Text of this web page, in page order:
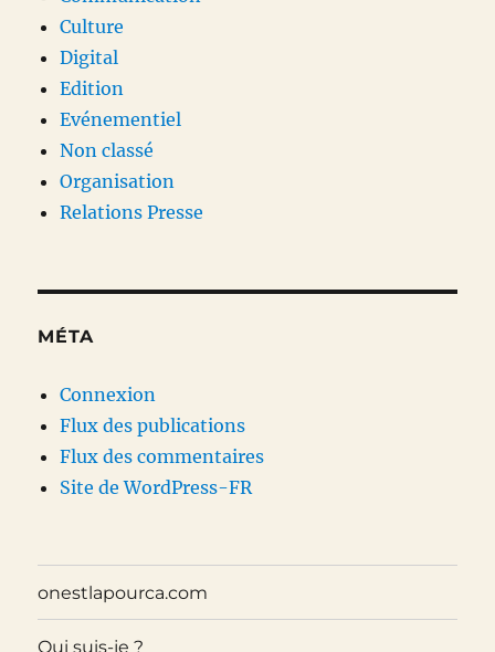
Culture
Digital
Edition
Evénementiel
Non classé
Organisation
Relations Presse
MÉTA
Connexion
Flux des publications
Flux des commentaires
Site de WordPress-FR
onestlapourca.com
Qui suis-je ?